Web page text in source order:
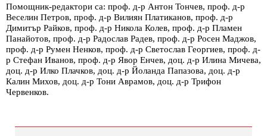
Помощник-редактори са: проф. д-р Антон Тончев, проф. д-р
Веселин Петров, проф. д-р Вилиян Платиканов, проф. д-р
Димитър Райков, проф. д-р Никола Колев, проф. д-р Пламен
Панайотов, проф. д-р Радослав Радев, проф. д-р Росен Маджов,
проф. д-р Румен Ненков, проф. д-р Светослав Георгиев, проф. д-
р Стефан Иванов, проф. д-р Явор Енчев, доц. д-р Илина Мичева,
доц. д-р Илко Плачков, доц. д-р Йоланда Папазова, доц. д-р
Калин Михов, доц. д-р Тони Аврамов, доц. д-р Трифон
Червенков.